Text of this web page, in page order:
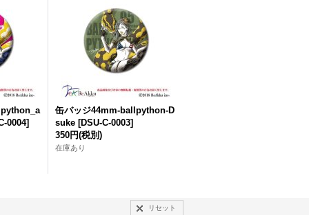
0004]
缶バッジ44mm-ballpython-D
suke [DSU-C-0003]
350円(税別)
在庫あり
リセット